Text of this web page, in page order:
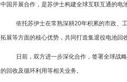
中国开展合作，是苏伊士构建全球互联互通的电
依托苏伊士在常熟深耕20年积累的市政、
拓展等方面的核心优势，共同打造集退役电池回
日前，双方进一步深化合作，签署全球战
的回收及循环利用等相关业务。